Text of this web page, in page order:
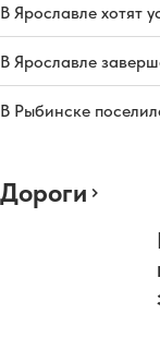
В Ярославле хотят
В Ярославле
В Рыбинске
Дороги